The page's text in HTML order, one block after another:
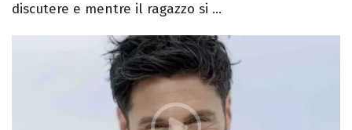
discutere e mentre il ragazzo si ...